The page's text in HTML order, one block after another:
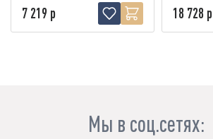
7 219 р 18 728 р
Мы в соц.сетях: